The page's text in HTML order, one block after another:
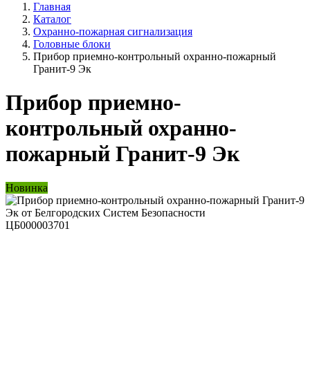
Главная
Каталог
Охранно-пожарная сигнализация
Головные блоки
Прибор приемно-контрольный охранно-пожарный
Гранит-9 Эк
Прибор приемно-
контрольный охранно-
пожарный Гранит-9 Эк
Новинка
ЦБ000003701